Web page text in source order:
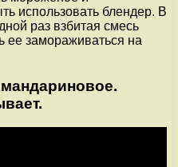
использовать блендер. В
раз взбитая смесь
ее замораживаться на